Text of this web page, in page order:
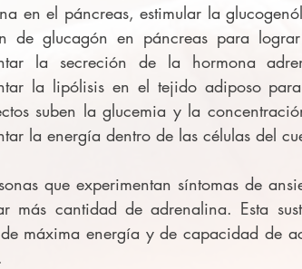
en el páncreas, estimular la
de glucagón en páncreas para
la secreción de la hormona
la lipólisis en el tejido adiposo
suben la glucemia y la
la energía dentro de las células del
que experimentan síntomas de
más cantidad de adrenalina. Esta
máxima energía y de capacidad de